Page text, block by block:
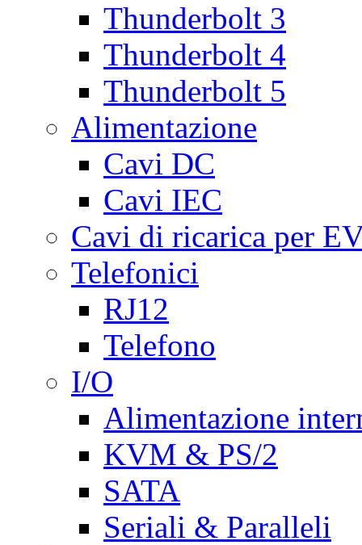
Thunderbolt 3
Thunderbolt 4
Thunderbolt 5
Alimentazione
Cavi DC
Cavi IEC
Cavi di ricarica per
Telefonici
RJ12
Telefono
I/O
Alimentazione
KVM & PS/2
SATA
Seriali & Paralleli